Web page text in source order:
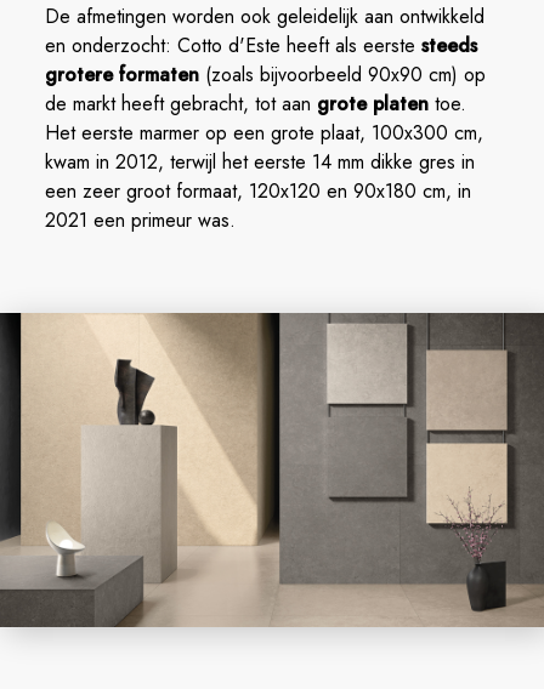
De afmetingen worden ook geleidelijk aan ontwikkeld
en onderzocht: Cotto d'Este heeft als eerstesteeds
grotere formaten (zoals bijvoorbeeld 90x90 cm) op
de markt heeft gebracht, tot aan grote platen toe.
Het eerste marmer op een grote plaat, 100x300 cm,
kwam in 2012, terwijl het eerste 14 mm dikke gres in
een zeer groot formaat, 120x120 en 90x180 cm, in
2021 een primeur was.